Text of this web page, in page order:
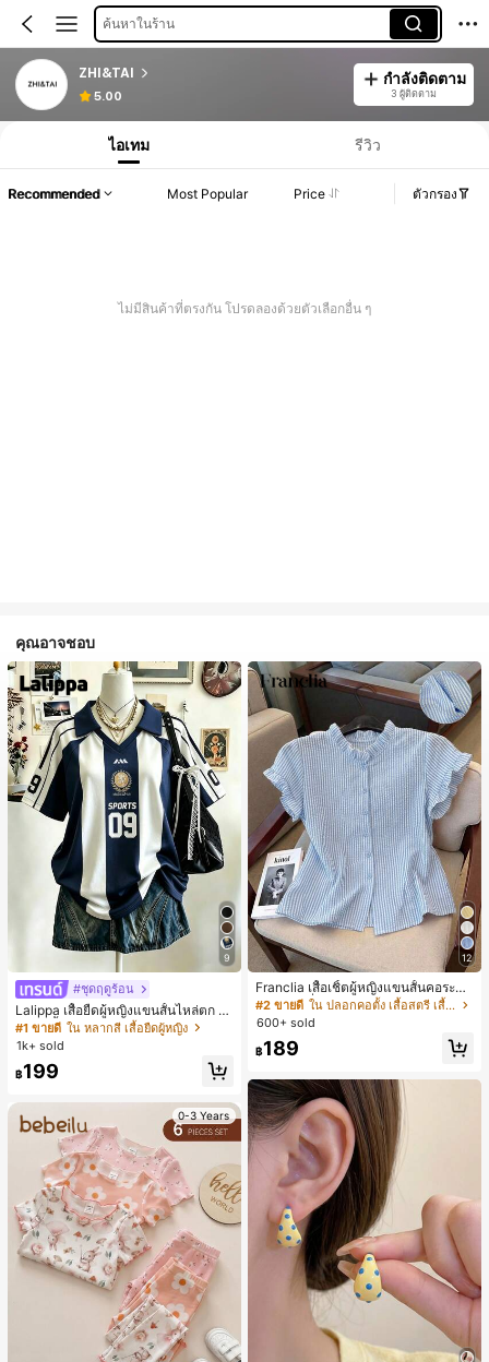
ค้นหาในร้าน
ZHI&TAI
5.00
กำลังติดตาม
3 ผู้ติดตาม
ไอเทม รีวิว
Recommended Most Popular Price ตัวกรอง
ไม่มีสินค้าที่ตรงกัน โปรดลองด้วยตัวเลือกอื่น ๆ
คุณอาจชอบ
9
#ชุดฤดูร้อน
Lalippa เสื้อยืดผู้หญิงแขนสั้นไหล่ตก ค
อวีปกเสื้อ ลายพิมพ์ดิจิทัลลายทาง สไตล์
สปอร์ตแฟชั่นมินิมอล ของขวัญสำหรับเ
พื่อน
#1 ขายดี ใน หลากสี เสื้อยืดผู้หญิง
1k+ sold
฿199
0-3 Years
12
Franclia เสื้อเชิ้ตผู้หญิงแขนสั้นคอระบา
ยกระดุมเดี่ยวลายทาง
#2 ขายดี
ใน ปลอกคอตั้ง เสื้อสตรี เสื้อเบลาส์ & Tee
600+ sold
฿189